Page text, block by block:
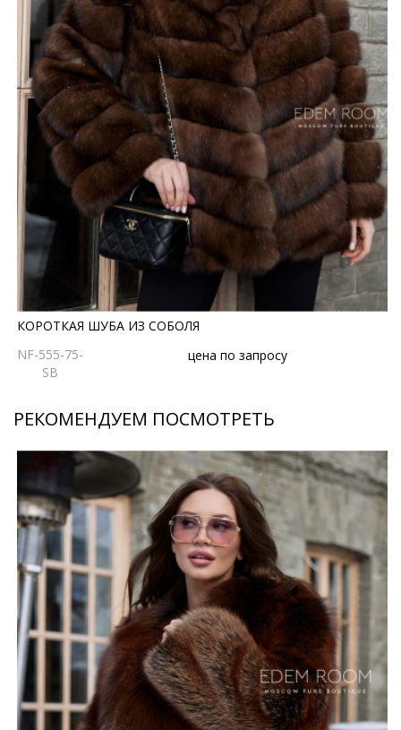
правила ухода могут быть изменены производителем
КОРОТКАЯ ШУБА ИЗ СОБОЛЯ
NF-555-75-
SB
цена по запросу
РЕКОМЕНДУЕМ ПОСМОТРЕТЬ